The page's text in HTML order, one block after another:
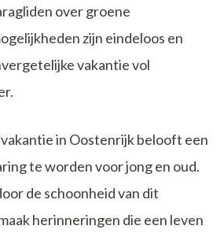
over groene
zijn eindeloos en
vakantie vol
in Oostenrijk belooft een
te worden voor jong en oud.
de schoonheid van dit
herinneringen die een leven